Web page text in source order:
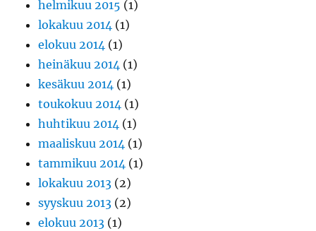
helmikuu 2015 (1)
lokakuu 2014 (1)
elokuu 2014 (1)
heinäkuu 2014 (1)
kesäkuu 2014 (1)
toukokuu 2014 (1)
huhtikuu 2014 (1)
maaliskuu 2014 (1)
tammikuu 2014 (1)
lokakuu 2013 (2)
syyskuu 2013 (2)
elokuu 2013 (1)